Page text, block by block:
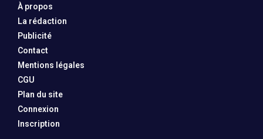
À propos
La rédaction
Publicité
Contact
Mentions légales
CGU
Plan du site
Connexion
Inscription